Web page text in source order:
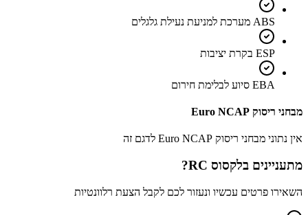
ABS מערכת למניעת נעילת גלגלים
ESP בקרת יציבות
EBA סיוע לבלימת חירום
מבחני ריסוק Euro NCAP
אין נתוני מבחני ריסוק Euro NCAP לדגם זה
מתעניינים בלקסוס RC ?
השאירו פרטים עכשיו ונעזור לכם לקבל הצעת רלוונטיות